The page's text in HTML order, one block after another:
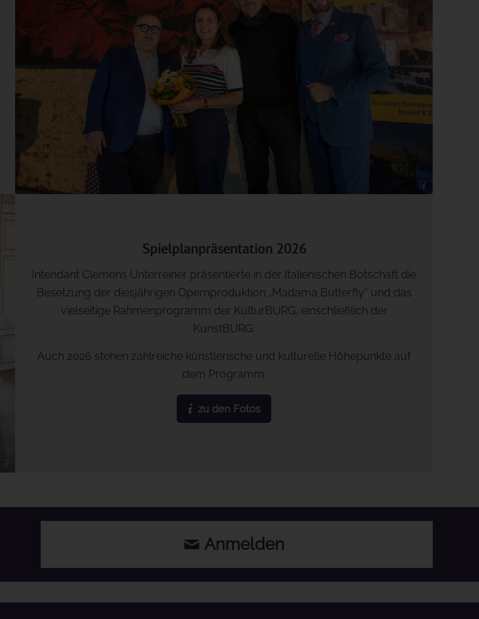
Spielplanpräsentation 2026
Intendant Clemens Unterreiner präsentierte in der Italienischen Botschaft die
Besetzung der diesjährigen Opernproduktion „Madama Butterfly“ und das
vielseitige Rahmenprogramm der KulturBURG, einschließlich der
KunstBURG.
Auch 2026 stehen zahlreiche künstlerische und kulturelle Höhepunkte auf
dem Programm.
zu den Fotos
Anmelden